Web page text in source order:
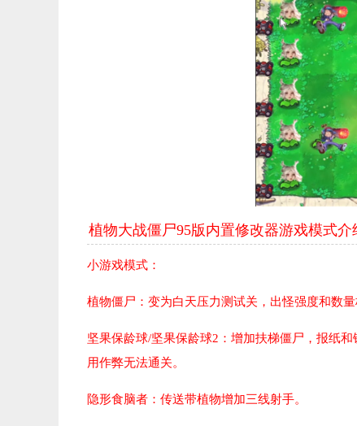
植物大战僵尸95版内置修改器游戏模式介
小游戏模式：
植物僵尸： 变为白天压力测试关，出怪强度和数量
坚果保龄球/坚果保龄球2：增加扶梯僵尸，报纸
用作弊无法通关。
隐形食脑者： 传送带植物增加三线射手。